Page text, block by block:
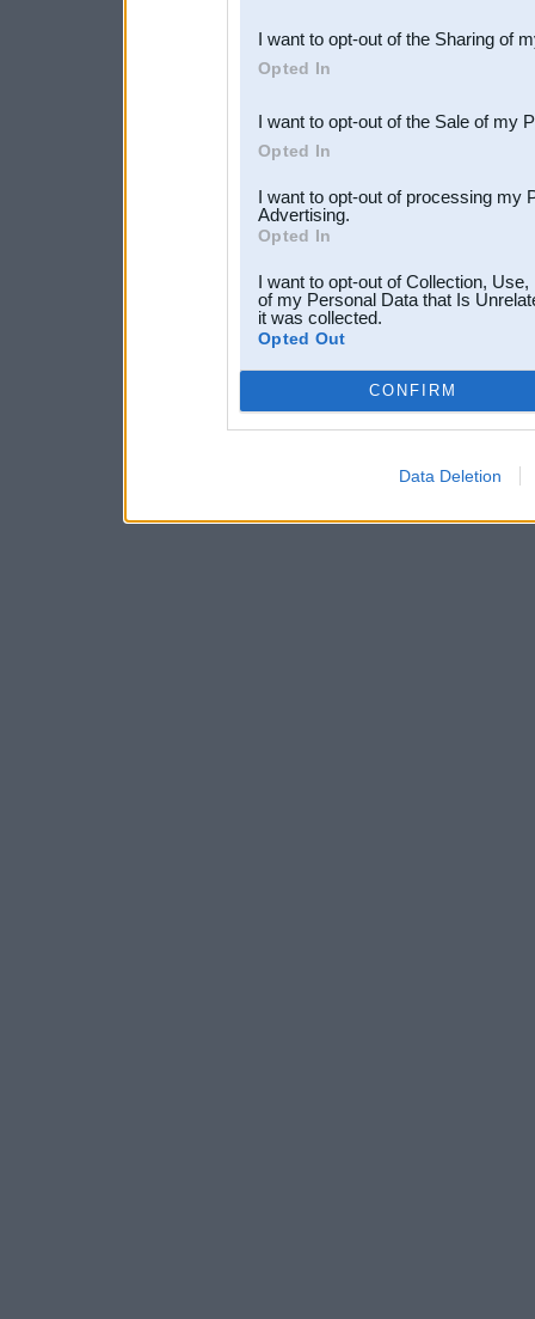
Downstream Participants
third parties.
I want to opt-out of the Sharing of
Opted In
I want to opt-out of the Sale of my
Opted In
I want to opt-out of processing my
Advertising.
Opted In
I want to opt-out of Collection,
of my Personal Data that Is
it was collected.
Opted Out
CONFIRM
Data Deletion